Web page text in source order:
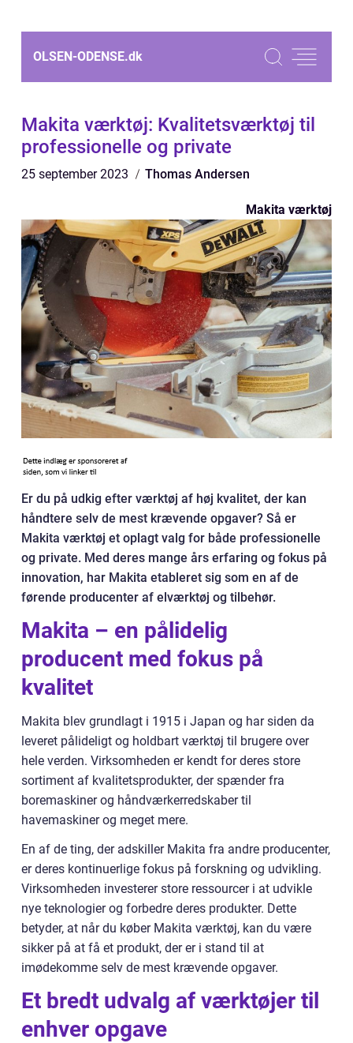
OLSEN-ODENSE.dk
Makita værktøj: Kvalitetsværktøj til
professionelle og private
25 september 2023 Thomas Andersen
Makita værktøj
Er du på udkig efter værktøj af høj kvalitet, der kan
håndtere selv de mest krævende opgaver? Så er
Makita værktøj et oplagt valg for både professionelle
og private. Med deres mange års erfaring og fokus på
innovation, har Makita etableret sig som en af de
førende producenter af elværktøj og tilbehør.
Makita – en pålidelig
producent med fokus på
kvalitet
Makita blev grundlagt i 1915 i Japan og har siden da
leveret pålideligt og holdbart værktøj til brugere over
hele verden. Virksomheden er kendt for deres store
sortiment af kvalitetsprodukter, der spænder fra
boremaskiner og håndværkerredskaber til
havemaskiner og meget mere.
En af de ting, der adskiller Makita fra andre producenter,
er deres kontinuerlige fokus på forskning og udvikling.
Virksomheden investerer store ressourcer i at udvikle
nye teknologier og forbedre deres produkter. Dette
betyder, at når du køber Makita værktøj, kan du være
sikker på at få et produkt, der er i stand til at
imødekomme selv de mest krævende opgaver.
Et bredt udvalg af værktøjer til
enhver opgave